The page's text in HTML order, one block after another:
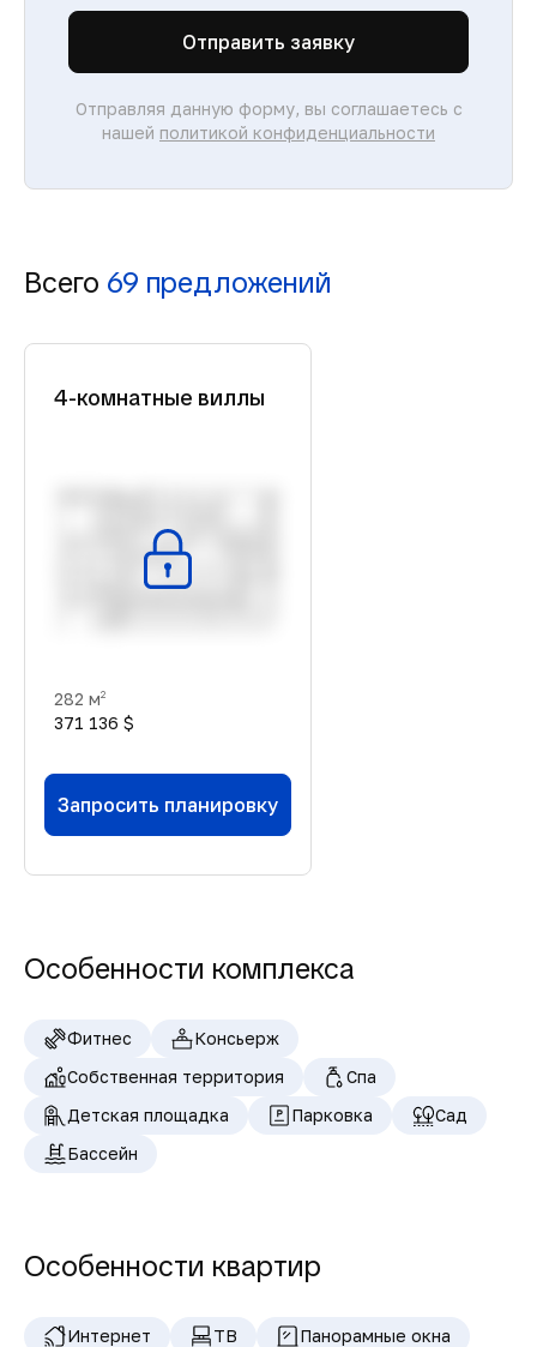
Отправить заявку
Отправляя данную форму, вы соглашаетесь с
нашей политикой конфиденциальности
Всего 69 предложений
4-комнатные виллы
282 м2
371 136 $
Запросить планировку
Особенности комплекса
Фитнес
Консьерж
Собственная территория
Спа
Детская площадка
Парковка
Сад
Бассейн
Особенности квартир
Интернет ТВ
Панорамные окна